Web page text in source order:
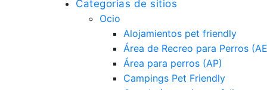
Categorías de sitios
Ocio
Alojamientos pet friendly
Área de Recreo para Perros
Área para perros (AP)
Campings Pet Friendly